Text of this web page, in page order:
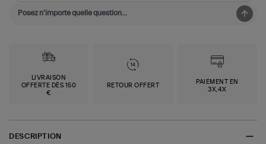
LIVRAISON
OFFERTE DÈS 150
€
RETOUR OFFERT
PAIEMENT EN
3X,4X
DESCRIPTION